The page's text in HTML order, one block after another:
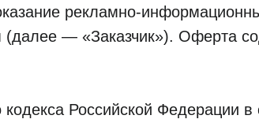
рекламно-
— «Заказчик»). Оферта
кодекса Российской Федерации